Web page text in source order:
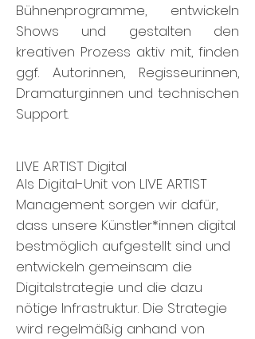
Bühnenprogramme, entwickeln
Shows und gestalten den
kreativen Prozess aktiv mit, finden
ggf. Autor:innen, Regisseur:innen,
Dramaturg:innen und technischen
Support.
LIVE ARTIST Digital
Als Digital-Unit von LIVE ARTIST
Management sorgen wir dafür,
dass unsere Künstler*innen digital
bestmöglich aufgestellt sind und
entwickeln gemeinsam die
Digitalstrategie und die dazu
nötige Infrastruktur. Die Strategie
wird regelmäßig anhand von